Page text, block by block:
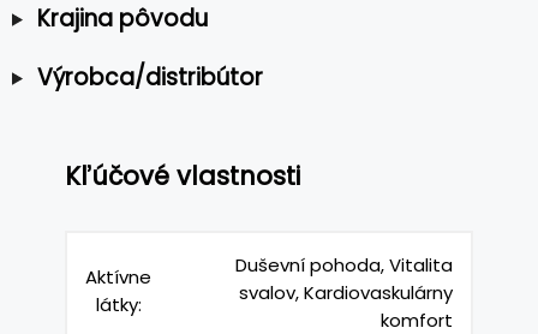
Krajina pôvodu
Výrobca/distribútor
Kľúčové vlastnosti
Aktívne
látky:
Duševní pohoda, Vitalita
svalov, Kardiovaskulárny
komfort